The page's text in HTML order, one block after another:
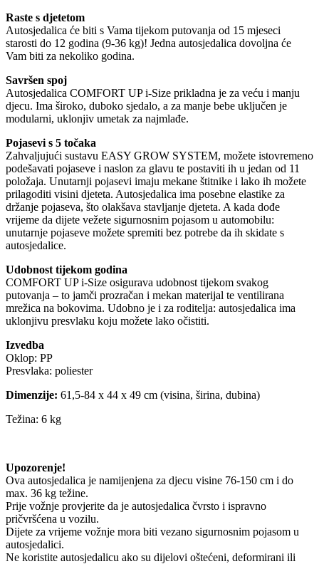
Raste s djetetom
Autosjedalica će biti s Vama tijekom putovanja od 15 mjeseci
starosti do 12 godina (9-36 kg)! Jedna autosjedalica dovoljna će
Vam biti za nekoliko godina.
Savršen spoj
Autosjedalica COMFORT UP i-Size prikladna je za veću i manju
djecu. Ima široko, duboko sjedalo, a za manje bebe uključen je
modularni, uklonjiv umetak za najmlađe.
Pojasevi s 5 točaka
Zahvaljujući sustavu EASY GROW SYSTEM, možete istovremeno
podešavati pojaseve i naslon za glavu te postaviti ih u jedan od 11
položaja. Unutarnji pojasevi imaju mekane štitnike i lako ih možete
prilagoditi visini djeteta. Autosjedalica ima posebne elastike za
držanje pojaseva, što olakšava stavljanje djeteta. A kada dođe
vrijeme da dijete vežete sigurnosnim pojasom u automobilu:
unutarnje pojaseve možete spremiti bez potrebe da ih skidate s
autosjedalice.
Udobnost tijekom godina
COMFORT UP i-Size osigurava udobnost tijekom svakog
putovanja – to jamči prozračan i mekan materijal te ventilirana
mrežica na bokovima. Udobno je i za roditelja: autosjedalica ima
uklonjivu presvlaku koju možete lako očistiti.
Izvedba
Oklop: PP
Presvlaka: poliester
Dimenzije: 61,5-84 x 44 x 49 cm (visina, širina, dubina)
Težina: 6 kg
Upozorenje!
Ova autosjedalica je namijenjena za djecu visine 76-150 cm i do
max. 36 kg težine.
Prije vožnje provjerite da je autosjedalica čvrsto i ispravno
pričvršćena u vozilu.
Dijete za vrijeme vožnje mora biti vezano sigurnosnim pojasom u
autosjedalici.
Ne koristite autosjedalicu ako su dijelovi oštećeni, deformirani ili